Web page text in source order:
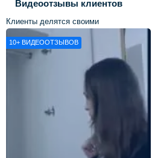
Видеоотзывы клиентов
Клиенты делятся своими
впечатлениями о нашей работе
10+ ВИДЕООТЗЫВОВ